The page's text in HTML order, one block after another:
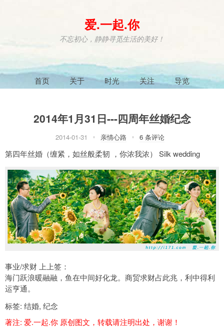
爱.一起.你
不忘初心，静静寻觅生活的美好！
首页 关于 时光 关注 导览
2014年1月31日---四周年丝婚纪念
2014-01-31 亲情心路 6 条评论
第四年丝婚（缠紧，如丝般柔韧 ，你浓我浓） Silk wedding
事业/求财 上上签：
海门跃浪暖融融，鱼在中间好化龙。商贸求财占此兆，利中得利
运亨通。
标签: 结婚, 纪念
著注: 爱.一起.你 原创图文，转载请注明出处，谢谢！